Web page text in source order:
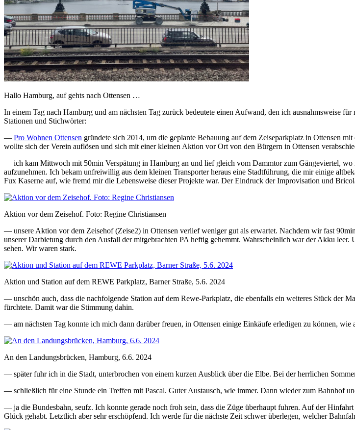
Hallo Hamburg, auf gehts nach Ottensen …
In einem Tag nach Hamburg und am nächsten Tag zurück bedeutete einen Aufwand, den ich ausnahmsweise
Stationen und Stichwörter:
— Pro Wohnen Ottensen gründete sich 2014, um die geplante Bebauung auf dem Zeiseparkplatz in Ottensen
wollte sich der Verein auflösen und sich mit einer kleinen Aktion vor Ort von den Bürgern in Ottensen
— ich kam Mittwoch mit 50min Verspätung in Hamburg an und lief gleich vom Dammtor zum Gängeviertel,
aufzunehmen. Ich bekam unfreiwillig aus dem kleinen Transporter heraus eine Stadtführung, die mir einige
Fux Kaserne auf, wie fremd mir die Lebensweise dieser Projekte war. Der Eindruck der Improvisation und
Aktion vor dem Zeisehof. Foto: Regine Christiansen
— unsere Aktion vor dem Zeisehof (Zeise2) in Ottensen verlief weniger gut als erwartet. Nachdem wir fast
unserer Darbietung durch den Ausfall der mitgebrachten PA heftig gehemmt. Wahrscheinlich war der Akku
sehen. Wir waren stark.
Aktion und Station auf dem REWE Parkplatz, Barner Straße, 5.6. 2024
— unschön auch, dass die nachfolgende Station auf dem Rewe-Parkplatz, die ebenfalls ein weiteres Stück der
fürchtete. Damit war die Stimmung dahin.
— am nächsten Tag konnte ich mich dann darüber freuen, in Ottensen einige Einkäufe erledigen zu können, wie
An den Landungsbrücken, Hamburg, 6.6. 2024
— später fuhr ich in die Stadt, unterbrochen von einem kurzen Ausblick über die Elbe. Bei der herrlichen
— schließlich für eine Stunde ein Treffen mit Pascal. Guter Austausch, wie immer. Dann wieder zum Bahnhof
— ja die Bundesbahn, seufz. Ich konnte gerade noch froh sein, dass die Züge überhaupt fuhren. Auf der
Glück gehabt. Letztlich aber sehr erschöpfend. Ich werde für die nächste Zeit schwer überlegen, welcher